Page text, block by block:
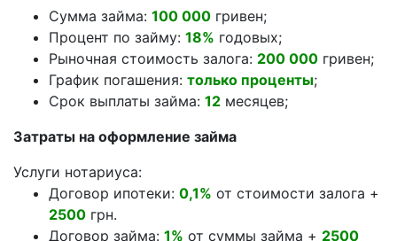
Сумма займа: 100 000 гривен;
Процент по займу: 18% годовых;
Рыночная стоимость залога: 200 000 гривен;
График погашения: только проценты;
Срок выплаты займа: 12 месяцев;
Затраты на оформление займа
Услуги нотариуса:
Договор ипотеки: 0,1% от стоимости залога +
2500 грн.
Договор займа: 1% от суммы займа + 2500